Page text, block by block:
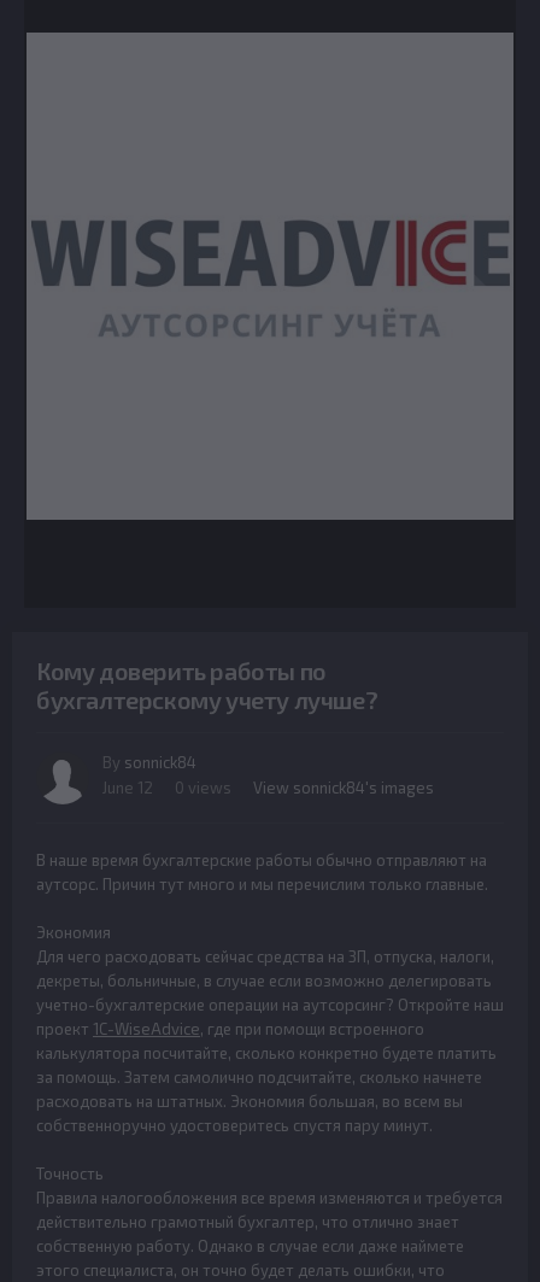
Кому доверить работы по
бухгалтерскому учету лучше?
By sonnick84
June 12
0 views View sonnick84's images
В наше время бухгалтерские работы обычно отправляют на
аутсорс. Причин тут много и мы перечислим только главные.
Экономия
Для чего расходовать сейчас средства на ЗП, отпуска, налоги,
декреты, больничные, в случае если возможно делегировать
учетно-бухгалтерские операции на аутсорсинг? Откройте наш
проект 1C-WiseAdvice, где при помощи встроенного
калькулятора посчитайте, сколько конкретно будете платить
за помощь. Затем самолично подсчитайте, сколько начнете
расходовать на штатных. Экономия большая, во всем вы
собственноручно удостоверитесь спустя пару минут.
Точность
Правила налогообложения все время изменяются и требуется
действительно грамотный бухгалтер, что отлично знает
собственную работу. Однако в случае если даже наймете
этого специалиста, он точно будет делать ошибки, что